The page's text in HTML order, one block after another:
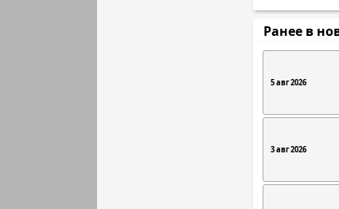
Ранее в
5 авг 2026
3 авг 2026